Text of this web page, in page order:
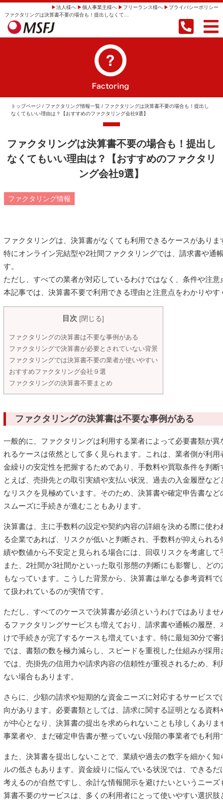
法人様へ 個人事業主様へ フリーランス様へ プライバシーポリシー
トップページ / ファクタリング情報一覧 / ファクタリングは決算書不要の場合も！提出し
なくてもいい理由は？【おすすめのファクタリング会社9選】
ファクタリングは決算書不要の場合も！提出し
なくてもいい理由は？【おすすめのファクタリ
ング会社9選】
ファクタリング情報
ファクタリングは、決算書がなくても利用できるケースがありま
特にオンライン完結型や2社間ファクタリングでは、請求書や通
す。
ただし、すべての業者が対応しているわけではなく、条件や注意
本記事では、決算書不要で利用できる理由と注意点をわかりやす
目次 [閉じる]
ファクタリングの決算書は不要な事例がある
ファクタリングで決算書が必要とされていない背景
ファクタリングでは決算書不要の業者が使いやすい
おすすめファクタリング会社９選
ファクタリングの決算書不要まとめ
ファクタリングの決算書は不要な事例がある
一般的に、ファクタリングは利用する業者によって必要書類が
れるケースは依然として多く見られます。これは、業者側が利
金繰りの安定性を把握するためであり、手数料や買取条件を判
とえば、売掛先との取引実績や支払い状況、過去の入金履歴な
なリスクを見極めています。そのため、決算書や確定申告書な
スムーズに手続きが進むこともあります。
決算書は、主に手数料の設定や契約内容の詳細を決める際に使
る企業であれば、リスクが低いと判断され、手数料が抑えられ
績や数値から不安定と見られる場合には、回収リスクを考慮し
また、2社間か3社間かといった取引形態の判断にも影響し、ど
もなっています。こうした背景から、決算書は単なる参考資料
て扱われているのが実情です。
ただし、すべてのケースで決算書が必須というわけではありま
るファクタリングサービスも増えており、請求書や通帳の履歴
けで手続きが完了するケースも増えています。特に最短30分で
では、書類の数を極力減らし、スピードを重視した仕組みが採
では、売掛先の信用力や請求内容の信頼性が重視されるため、
ない場合もあります。
さらに、少額の請求や短期的な資金ニーズに対応するサービス
向があります。必要書類としては、請求に関する証明となる資
が中心となり、決算書の提出を求められないことも珍しくあり
事業者や、まだ確定申告書が整っていない段階の事業者でも利
また、決算書を提出しないことで、業績や過去の数字を細かく
ルの低さもあります。資金繰りに悩んでいる状況では、できる
考えるのが自然ですし、余計な情報開示を避けたいというニー
算書不要のサービスは、多くの利用者にとって使いやすい選択肢